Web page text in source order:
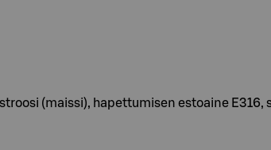
(maissi), hapettumisen estoaine E316,